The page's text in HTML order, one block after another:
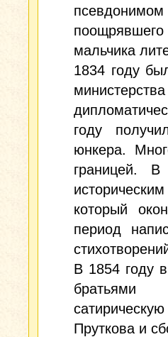
мальчика
1834 году
году
юнкера.
границей.
который
период
В 1854 году
братьями
Пруткова и